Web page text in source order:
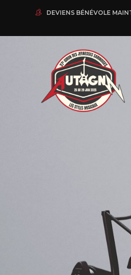
DEVIENS BÉNÉVOLE